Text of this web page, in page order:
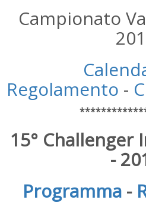
Campionato
Regolamento -
15° Challenger
-
Programma -